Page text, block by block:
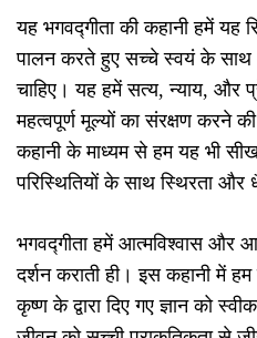
यह भगवद्गीता की कहानी हमें यह
पालन करते हुए सच्चे स्वयं के साथ
चाहिए। यह हमें सत्य, न्याय, और
महत्वपूर्ण मूल्यों का संरक्षण करने
कहानी के माध्यम से हम यह भी
परिस्थितियों के साथ स्थिरता और
भगवद्गीता हमें आत्मविश्वास और
दर्शन कराती ही। इस कहानी में
कृष्ण के द्वारा दिए गए ज्ञान को